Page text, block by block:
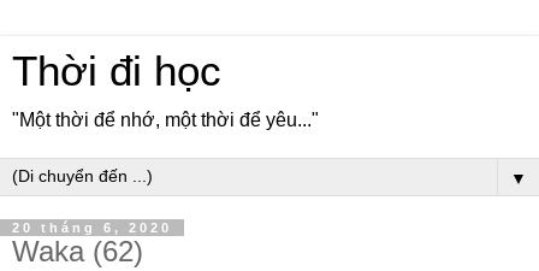
Thời đi học
"Một thời để nhớ, một thời để yêu..."
▼
20 tháng 6, 2020
Waka (62)